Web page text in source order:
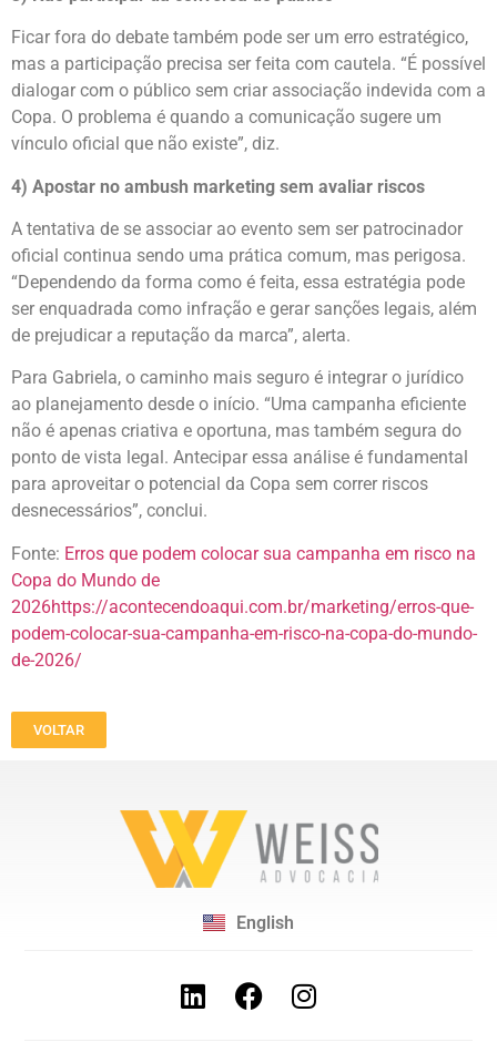
Ficar fora do debate também pode ser um erro estratégico,
mas a participação precisa ser feita com cautela. “É possível
dialogar com o público sem criar associação indevida com a
Copa. O problema é quando a comunicação sugere um
vínculo oficial que não existe”, diz.
4) Apostar no ambush marketing sem avaliar riscos
A tentativa de se associar ao evento sem ser patrocinador
oficial continua sendo uma prática comum, mas perigosa.
“Dependendo da forma como é feita, essa estratégia pode
ser enquadrada como infração e gerar sanções legais, além
de prejudicar a reputação da marca”, alerta.
Para Gabriela, o caminho mais seguro é integrar o jurídico
ao planejamento desde o início. “Uma campanha eficiente
não é apenas criativa e oportuna, mas também segura do
ponto de vista legal. Antecipar essa análise é fundamental
para aproveitar o potencial da Copa sem correr riscos
desnecessários”, conclui.
Fonte: Erros que podem colocar sua campanha em risco na
Copa do Mundo de
2026https://acontecendoaqui.com.br/marketing/erros-que-
podem-colocar-sua-campanha-em-risco-na-copa-do-mundo-
de-2026/
VOLTAR
English